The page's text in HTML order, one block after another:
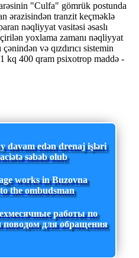
"Culfa" gömrük postunda
ərazisindən tranzit keçməklə
nəqliyyat vasitəsi əsaslı
yoxlama zamanı nəqliyyat
və qızdırıcı sistemin
kq 400 qram psixotrop maddə -
davam edən drenaj işləri
səbəb olub
works in Buzovna
the ombudsman
работы по
поводом для обращения